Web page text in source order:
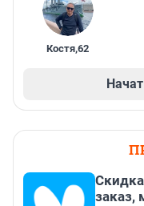
Костя,62
заказ,